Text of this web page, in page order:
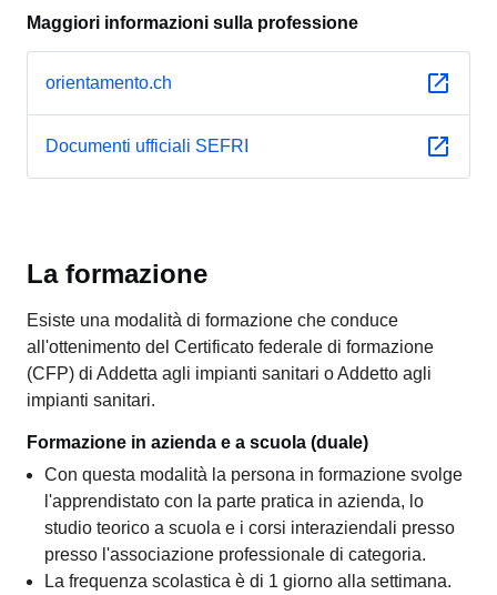
Maggiori informazioni sulla professione
orientamento.ch
Documenti ufficiali SEFRI
La formazione
Esiste una modalità di formazione che conduce
all'ottenimento del Certificato federale di formazione
(CFP) di Addetta agli impianti sanitari o Addetto agli
impianti sanitari.
Formazione in azienda e a scuola (duale)
Con questa modalità la persona in formazione svolge
l'apprendistato con la parte pratica in azienda, lo
studio teorico a scuola e i corsi interaziendali presso
presso l'associazione professionale di categoria.
La frequenza scolastica è di 1 giorno alla settimana.